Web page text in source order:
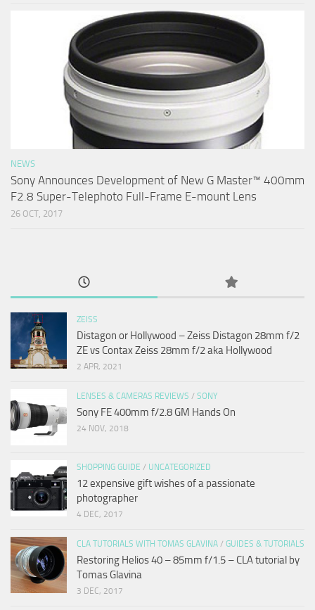
NEWS
Sony Announces Development of New G Master™ 400mm
F2.8 Super-Telephoto Full-Frame E-mount Lens
26 OCT, 2017
ZEISS
Distagon or Hollywood – Zeiss Distagon 28mm f/2
ZE vs Contax Zeiss 28mm f/2 aka Hollywood
2 APR, 2021
LENSES & CAMERAS REVIEWS / SONY
Sony FE 400mm f/2.8 GM Hands On
24 NOV, 2018
SHOPPING GUIDE / UNCATEGORIZED
12 expensive gift wishes of a passionate
photographer
4 DEC, 2017
CLA TUTORIALS WITH TOMAS GLAVINA / GUIDES & TUTORIALS
Restoring Helios 40 – 85mm f/1.5 – CLA tutorial by
Tomas Glavina
3 DEC, 2017